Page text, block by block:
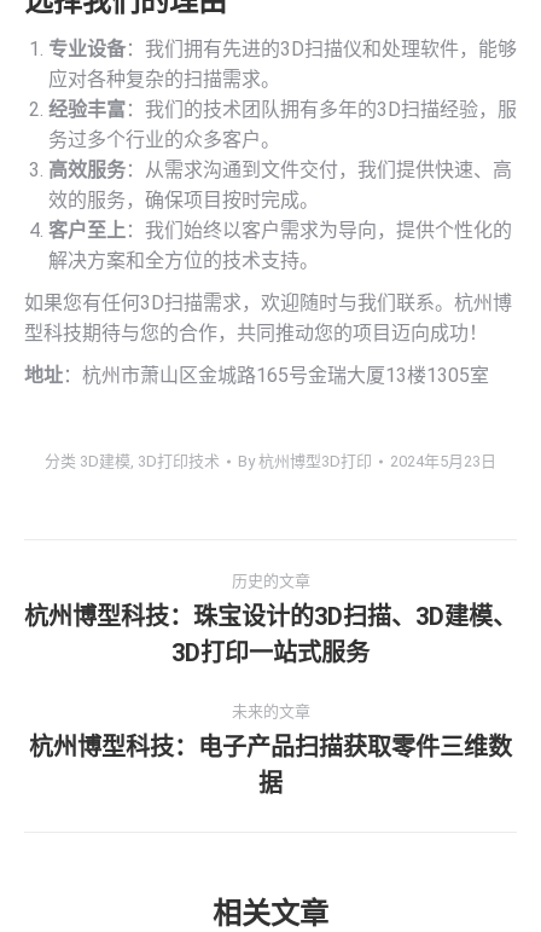
专业设备：我们拥有先进的3D扫描仪和处理软件，能够
应对各种复杂的扫描需求。
经验丰富：我们的技术团队拥有多年的3D扫描经验，服
务过多个行业的众多客户。
高效服务：从需求沟通到文件交付，我们提供快速、高
效的服务，确保项目按时完成。
客户至上：我们始终以客户需求为导向，提供个性化的
解决方案和全方位的技术支持。
如果您有任何3D扫描需求，欢迎随时与我们联系。杭州博
型科技期待与您的合作，共同推动您的项目迈向成功！
地址：杭州市萧山区金城路165号金瑞大厦13楼1305室
分类 3D建模, 3D打印技术 By杭州博型3D打印 2024年5月23日
章
航
历史的文章
历
史
文
章：
杭州博型科技：珠宝设计的3D扫描、3D建模、
3D打印一站式服务
未来的文章
未
来
杭州博型科技：电子产品扫描获取零件三维数
据
相关文章